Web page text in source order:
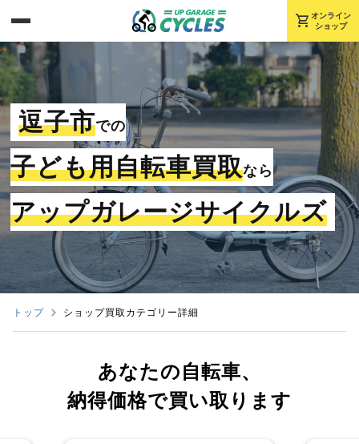
shopping_cart オンライン
ショップ
逗子市での
子ども用自転車買取なら
アップガレージサイクルズ
トップ ショップ買取カテゴリー詳細
あなたの自転車、
納得価格で買い取ります